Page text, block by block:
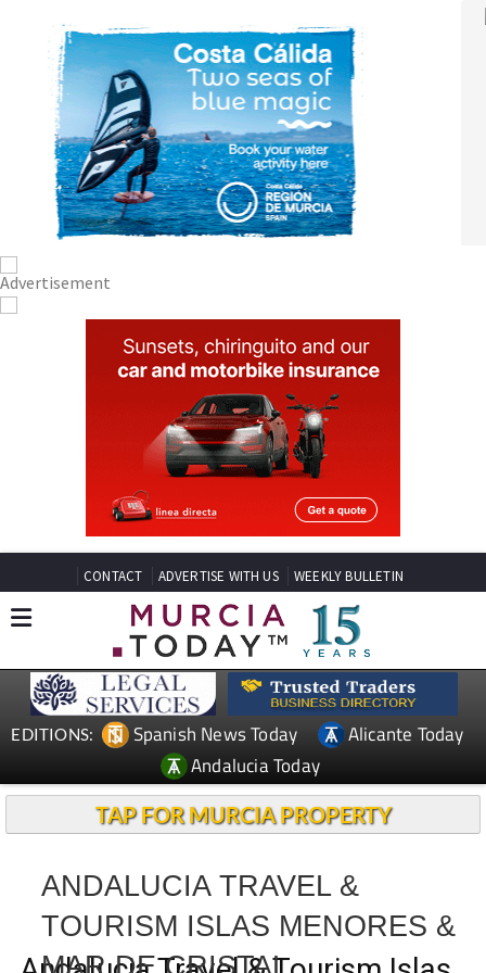
CONTACT ADVERTISE WITH US WEEKLY BULLETIN
EDITIONS: Spanish News Today
Alicante Today
Andalucia Today
TAP FOR MURCIA PROPERTY
ANDALUCIA TRAVEL &
TOURISM ISLAS MENORES &
MAR DE CRISTAL